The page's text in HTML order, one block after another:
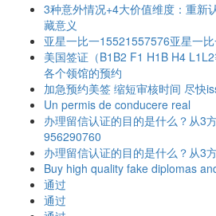
3种意外情况+4大价值维度：重新
藏意义
亚星一比一15521557576亚星一
美国签证（B1B2 F1 H1B H4
各个领馆的预约
加急预约美签 缩短审核时间 尽快
Un permis de conducere real
办理留信认证的目的是什么？从3
956290760
办理留信认证的目的是什么？从3
Buy high quality fake diplomas
通过
通过